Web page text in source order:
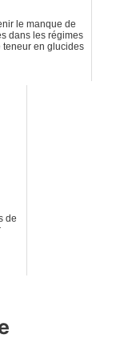
le manque de
dans les régimes
teneur en glucides
de